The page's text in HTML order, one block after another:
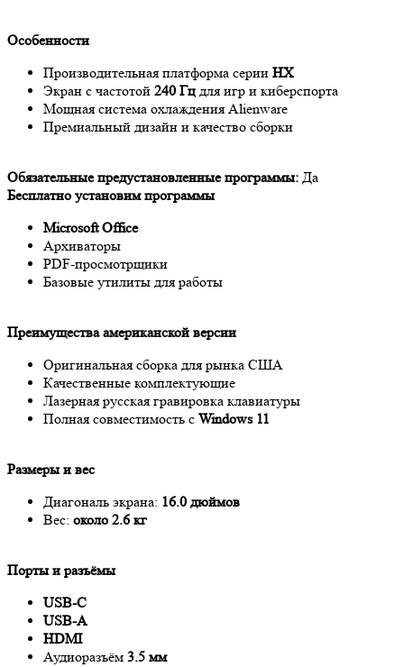
Особенности
Производительная платформа серии HX
Экран с частотой 240 Гц для игр и киберспорта
Мощная система охлаждения Alienware
Премиальный дизайн и качество сборки
Обязательные предустановленные программы: Да
Бесплатно установим программы
Microsoft Office
Архиваторы
PDF-просмотрщики
Базовые утилиты для работы
Преимущества американской версии
Оригинальная сборка для рынка США
Качественные комплектующие
Лазерная русская гравировка клавиатуры
Полная совместимость с Windows 11
Размеры и вес
Диагональ экрана: 16.0 дюймов
Вес: около 2.6 кг
Порты и разъёмы
USB-C
USB-A
HDMI
Аудиоразъём 3.5 мм